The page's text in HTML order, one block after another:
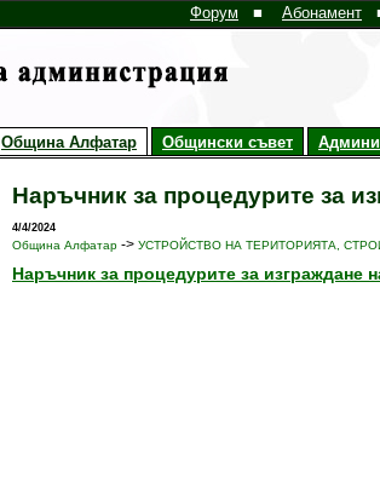
Форум ■ Абонамент
Община Алфатар Общински съвет
Наръчник за процедурите за
4/4/2024
Община Алфатар -> УСТРОЙСТВО НА ТЕРИТОРИЯТА,
Наръчник за процедурите за изграждане